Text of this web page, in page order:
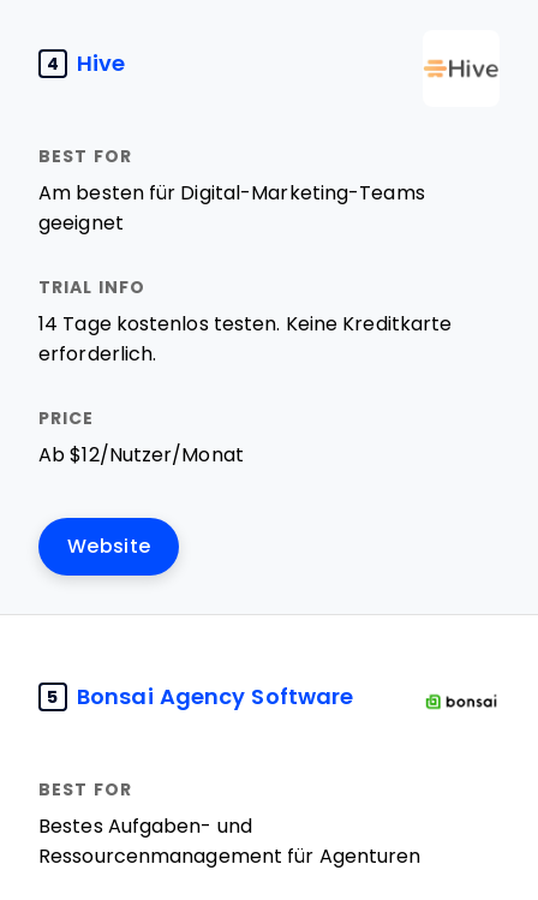
4 Hive
Am besten für Digital-Marketing-Teams
geeignet
14 Tage kostenlos testen. Keine Kreditkarte
erforderlich.
Ab $12/Nutzer/Monat
Website
5 Bonsai Agency Software
Bestes Aufgaben- und
Ressourcenmanagement für Agenturen